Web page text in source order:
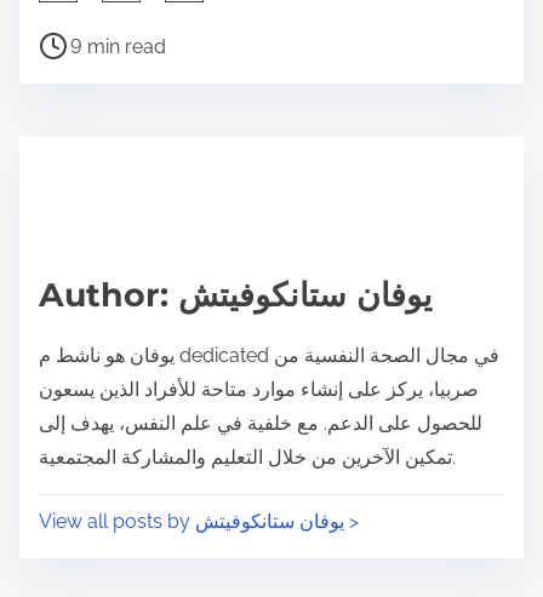
a
p
s
t
o
n
P
t
9 min read
Author: يوفان ستانكوفيتش
يوفان هو ناشط م dedicated في مجال الصحة النفسية من
صربيا، يركز على إنشاء موارد متاحة للأفراد الذين يسعون
للحصول على الدعم. مع خلفية في علم النفس، يهدف إلى
تمكين الآخرين من خلال التعليم والمشاركة المجتمعية.
View all posts by يوفان ستانكوفيتش >